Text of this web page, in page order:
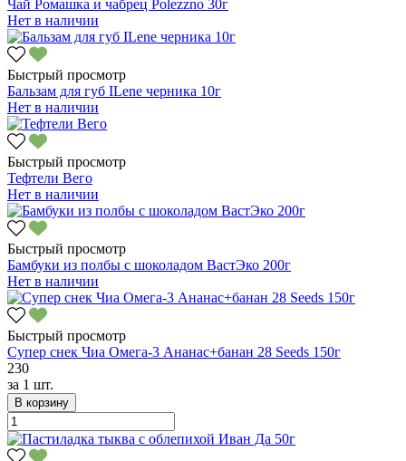
Чай Ромашка и чабрец Polezzno 30г
Нет в наличии
Быстрый просмотр
Бальзам для губ ILene черника 10г
Нет в наличии
Быстрый просмотр
Тефтели Вего
Нет в наличии
Быстрый просмотр
Бамбуки из полбы с шоколадом ВастЭко 200г
Нет в наличии
Быстрый просмотр
Супер снек Чиа Омега-3 Ананас+банан 28 Seeds 150г
230
за 1 шт.
В корзину